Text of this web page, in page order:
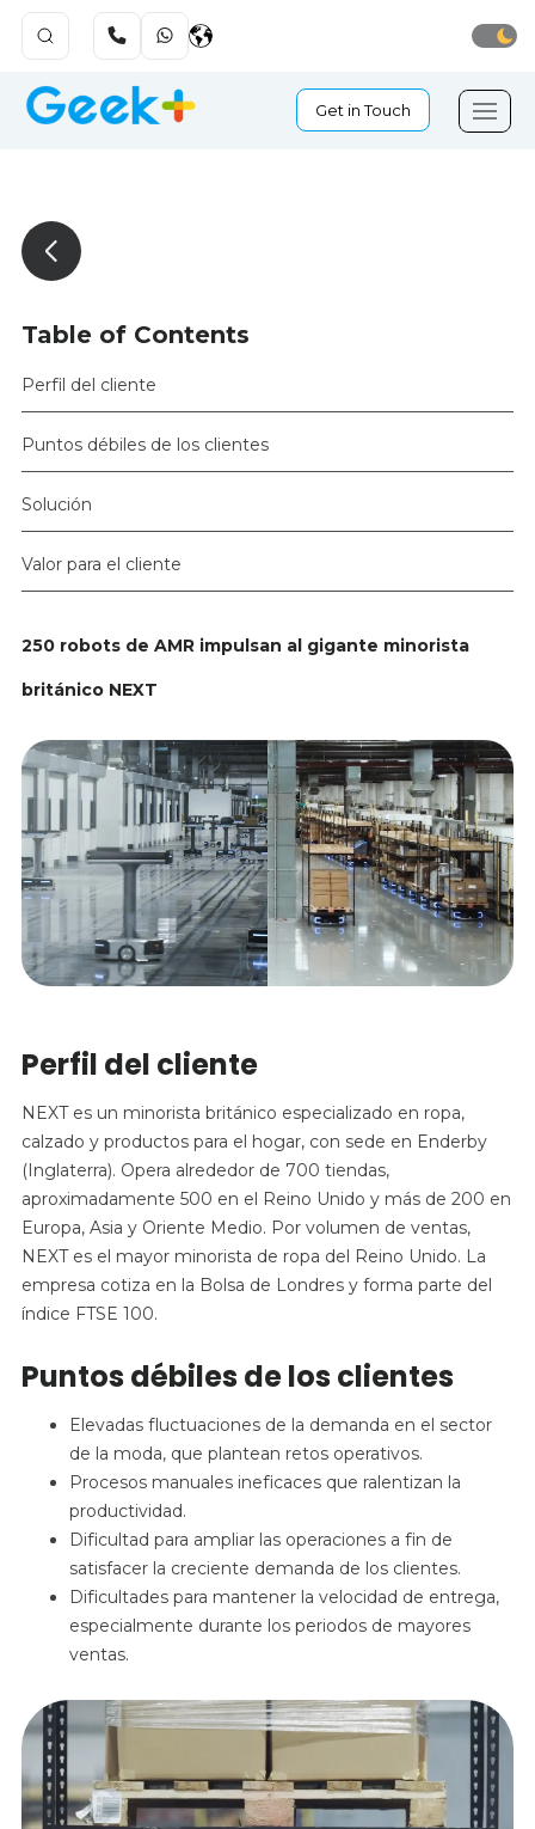
Get in Touch
Table of Contents
Perfil del cliente
Puntos débiles de los clientes
Solución
Valor para el cliente
250 robots de AMR impulsan al gigante minorista
británico NEXT
Perfil del cliente
NEXT es un minorista británico especializado en ropa,
calzado y productos para el hogar, con sede en Enderby
(Inglaterra). Opera alrededor de 700 tiendas,
aproximadamente 500 en el Reino Unido y más de 200 en
Europa, Asia y Oriente Medio. Por volumen de ventas,
NEXT es el mayor minorista de ropa del Reino Unido. La
empresa cotiza en la Bolsa de Londres y forma parte del
índice FTSE 100.
Puntos débiles de los clientes
Elevadas fluctuaciones de la demanda en el sector
de la moda, que plantean retos operativos.
Procesos manuales ineficaces que ralentizan la
productividad.
Dificultad para ampliar las operaciones a fin de
satisfacer la creciente demanda de los clientes.
Dificultades para mantener la velocidad de entrega,
especialmente durante los periodos de mayores
ventas.